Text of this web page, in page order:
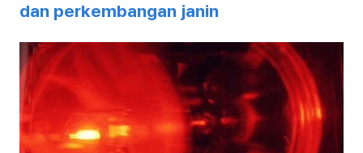
dan perkembangan janin